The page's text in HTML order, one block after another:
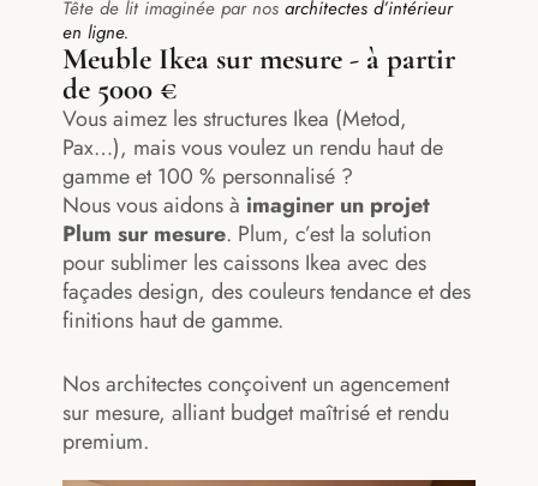
Tête de lit imaginée par nosarchitectes d’intérieur
en ligne.
Meuble Ikea sur mesure - à partir
de 5000 €
Vous aimez les structures Ikea (Metod,
Pax…), mais vous voulez un rendu haut de
gamme et 100 % personnalisé ?
Nous vous aidons à imaginer un projet
Plum sur mesure. Plum, c’est la solution
pour sublimer les caissons Ikea avec des
façades design, des couleurs tendance et des
finitions haut de gamme.
Nos architectes conçoivent un agencement
sur mesure, alliant budget maîtrisé et rendu
premium.